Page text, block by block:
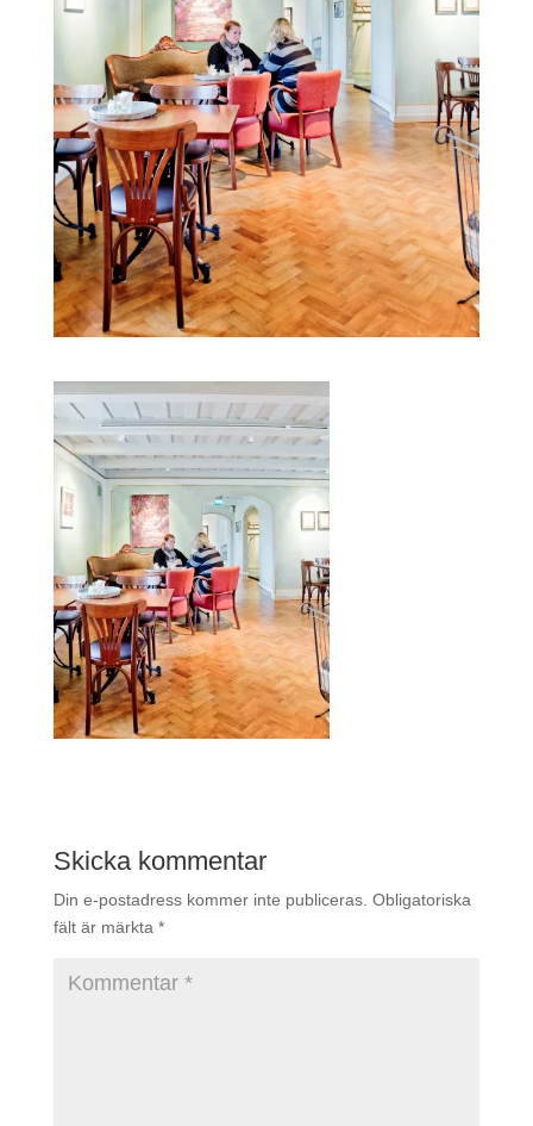
Skicka kommentar
Din e-postadress kommer inte publiceras. Obligatoriska
fält är märkta *